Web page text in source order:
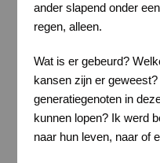
ander slapend onder
regen, alleen.
Wat is er gebeurd?
kansen zijn er
generatiegenoten in
kunnen lopen? Ik werd
naar hun leven, naar of